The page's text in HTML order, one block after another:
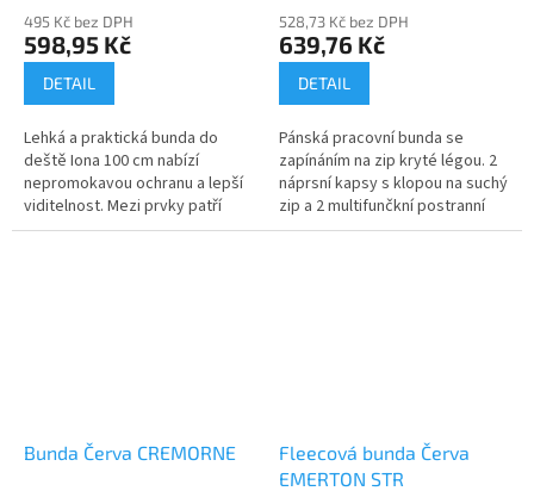
495 Kč bez DPH
598,95 Kč
DETAIL
Lehká a praktická bunda do
deště Iona 100 cm nabízí
nepromokavou ochranu a lepší
viditelnost. Mezi prvky patří
kapuce v límci, velké...
528,73 Kč bez DPH
639,76 Kč
DETAIL
Pánská pracovní bunda se
zapínáním na zip kryté légou. 2
náprsní kapsy s klopou na suchý
zip a 2 multifunčkní postranní
kapsy v pase....
Bunda Červa CREMORNE
Fleecová bunda Červa
EMERTON STR